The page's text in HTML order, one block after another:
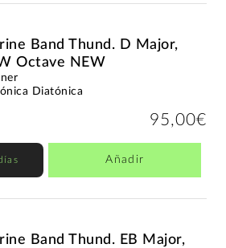
Band Thund. D Major,
Octave NEW
Diatónica
95,00€
Añadir
Band Thund. EB Major,